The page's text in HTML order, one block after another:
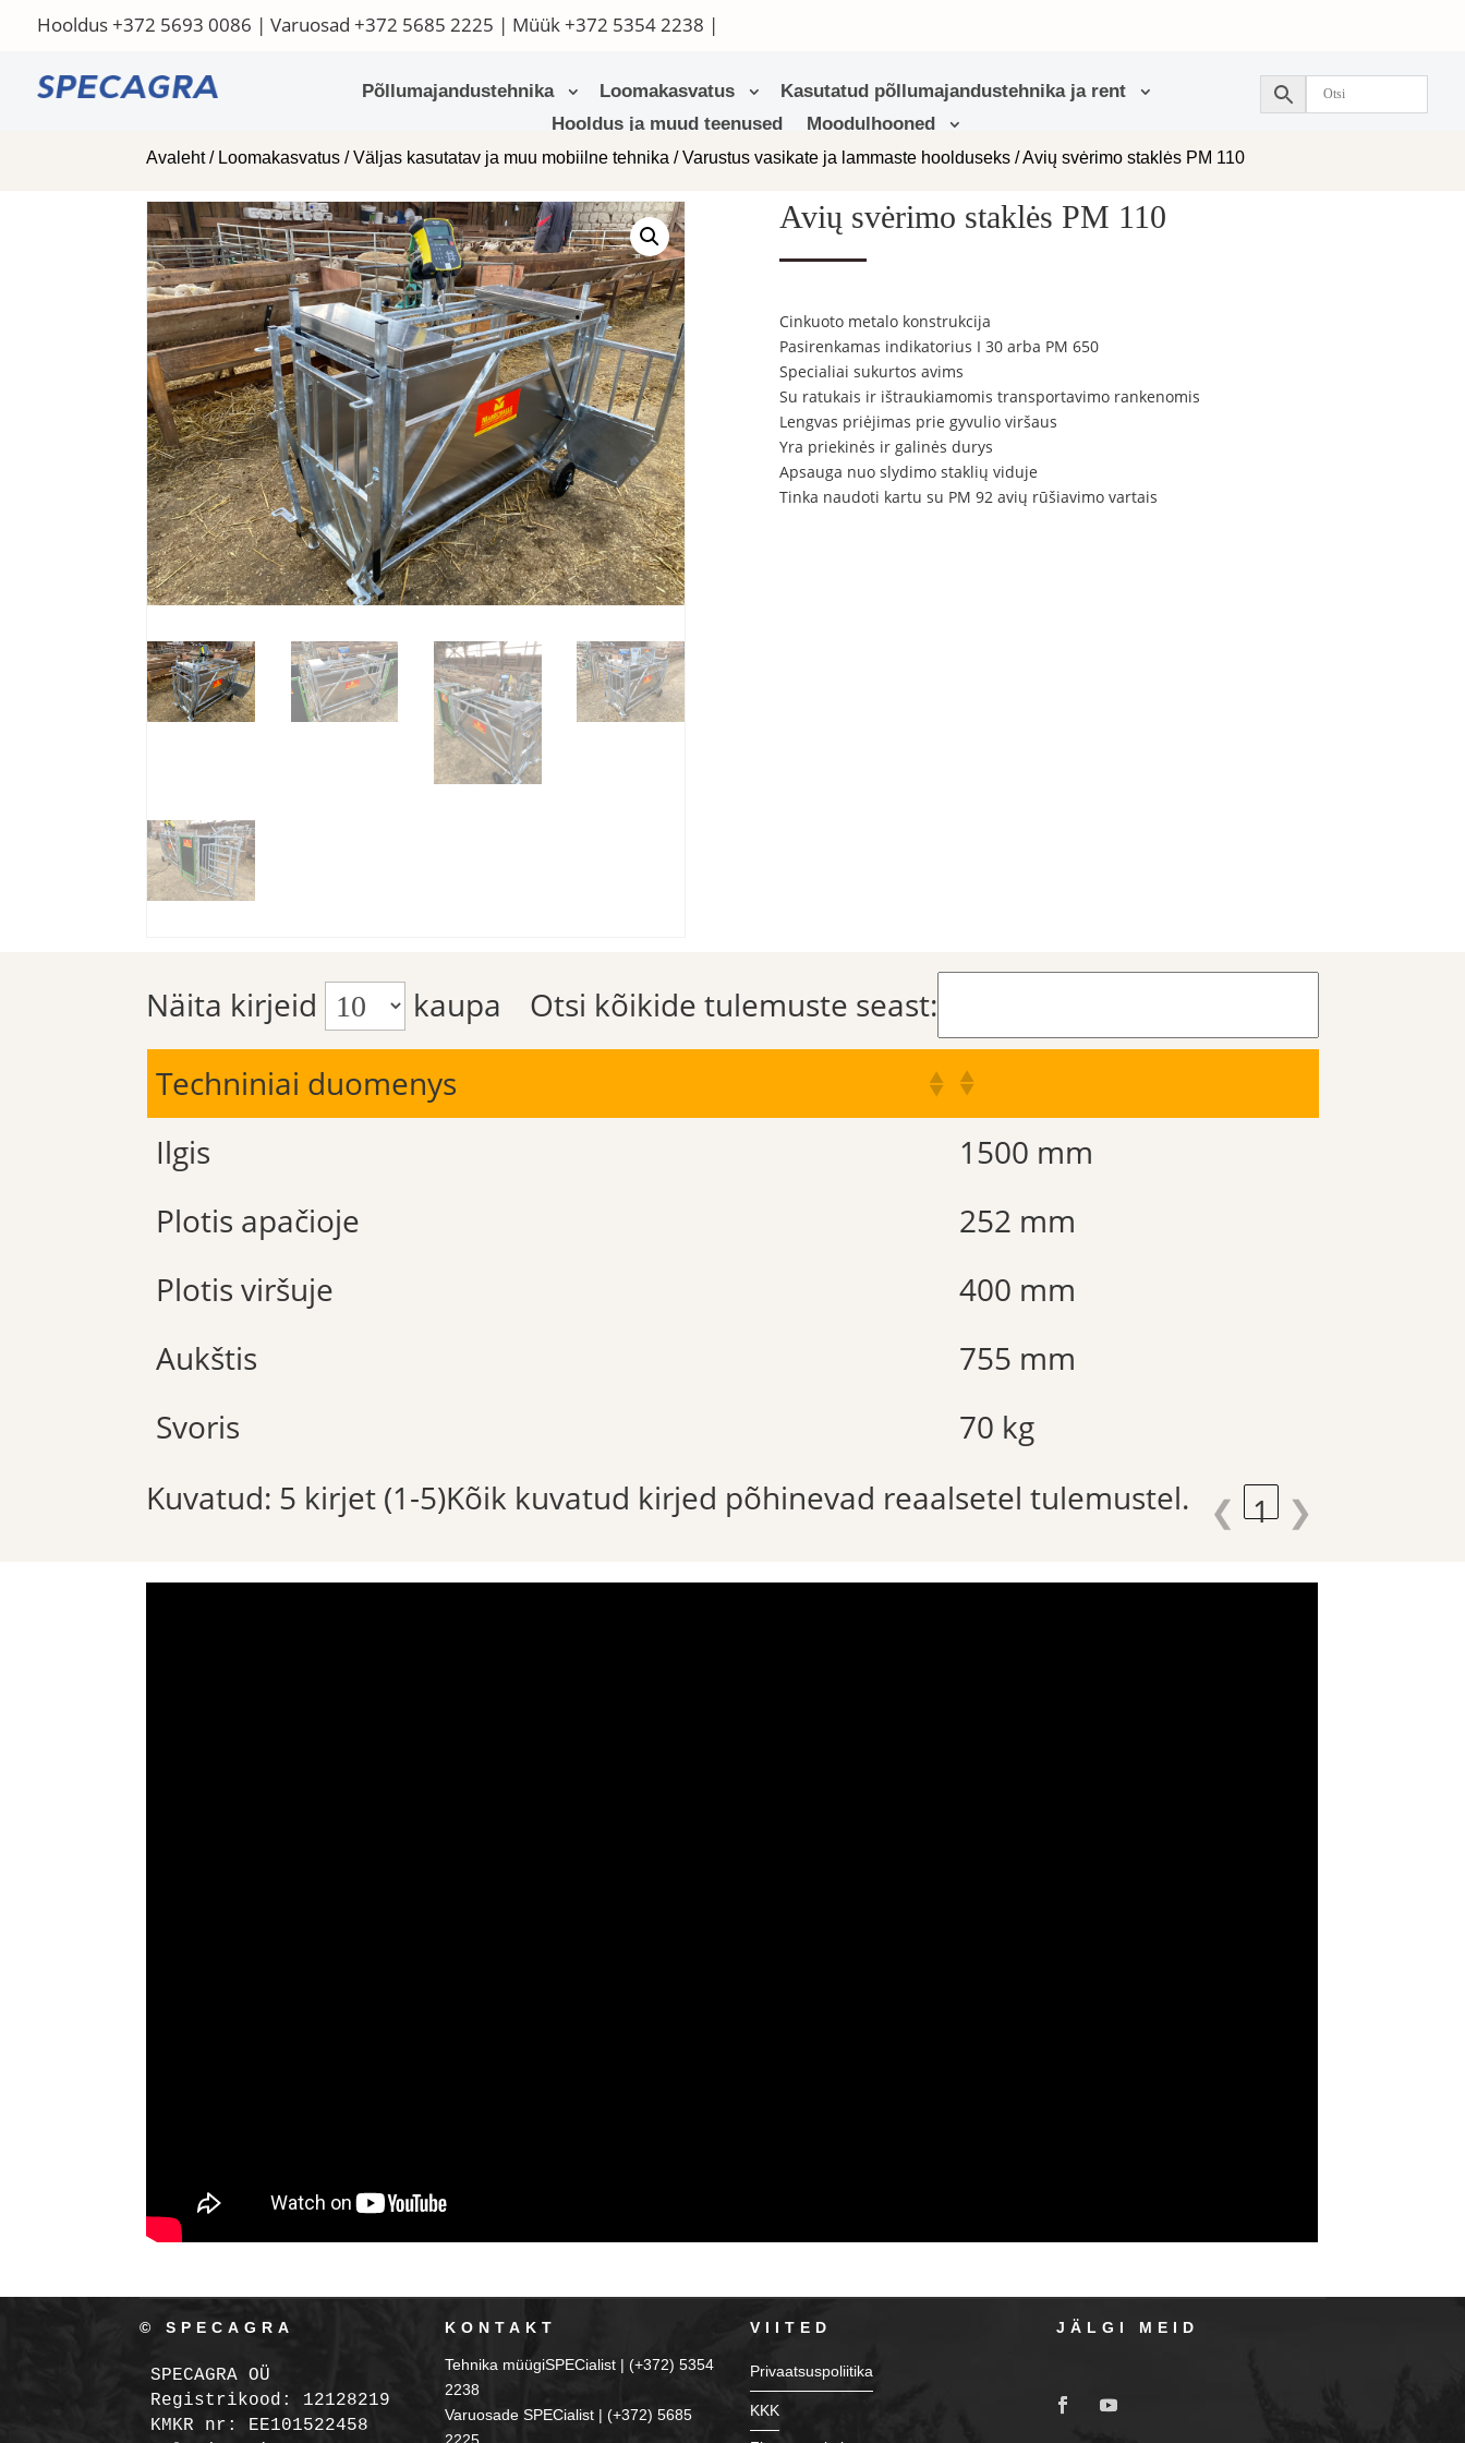
Hooldus+372 5693 0086 | Varuosad +372 5685 2225 | Müük+372 5354 2238 |
Põllumajandustehnika Loomakasvatus
Kasutatud põllumajandustehnika ja rent
Hooldus ja muud teenused
Moodulhooned
Avaleht/ Loomakasvatus /Väljas kasutatav ja muu mobiilne tehnika /Varustus vasikate ja lammaste hoolduseks / Avių svėrimo staklės PM 110
Avių svėrimo staklės PM 110
Cinkuoto metalo konstrukcija
Pasirenkamas indikatorius I 30 arba PM 650
Specialiai sukurtos avims
Su ratukais ir ištraukiamomis transportavimo rankenomis
Lengvas priėjimas prie gyvulio viršaus
Yra priekinės ir galinės durys
Apsauga nuo slydimo staklių viduje
Tinka naudoti kartu su PM 92 avių rūšiavimo vartais
Näita kirjeid kaupa
Otsi kõikide tulemuste seast:
Techniniai duomenys
Ilgis
1500 mm
Plotis apačioje
252 mm
Plotis viršuje
400 mm
Aukštis
755 mm
Svoris
70 kg
Kuvatud: 5 kirjet (1-5)Kõik kuvatud kirjed põhinevad reaalsetel tulemustel.
❮ 1 ❯
© SPECAGRA
SPECAGRA OÜ
Registrikood: 12128219
KMKR nr: EE101522458
KONTAKT
Tehnika müügiSPECialist | (+372) 5354
2238
Varuosade SPECialist | (+372) 5685
2225
VIITED
Privaatsuspoliitika
KKK
JÄLGI MEID